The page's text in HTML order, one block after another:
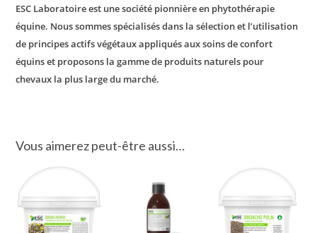
ESC Laboratoire est une société pionnière en phytothérapie
équine. Nous sommes spécialisés dans la sélection et l’utilisation
de principes actifs végétaux appliqués aux soins de confort
équins et proposons la gamme de produits naturels pour
chevaux la plus large du marché.
Vous aimerez peut-être aussi…